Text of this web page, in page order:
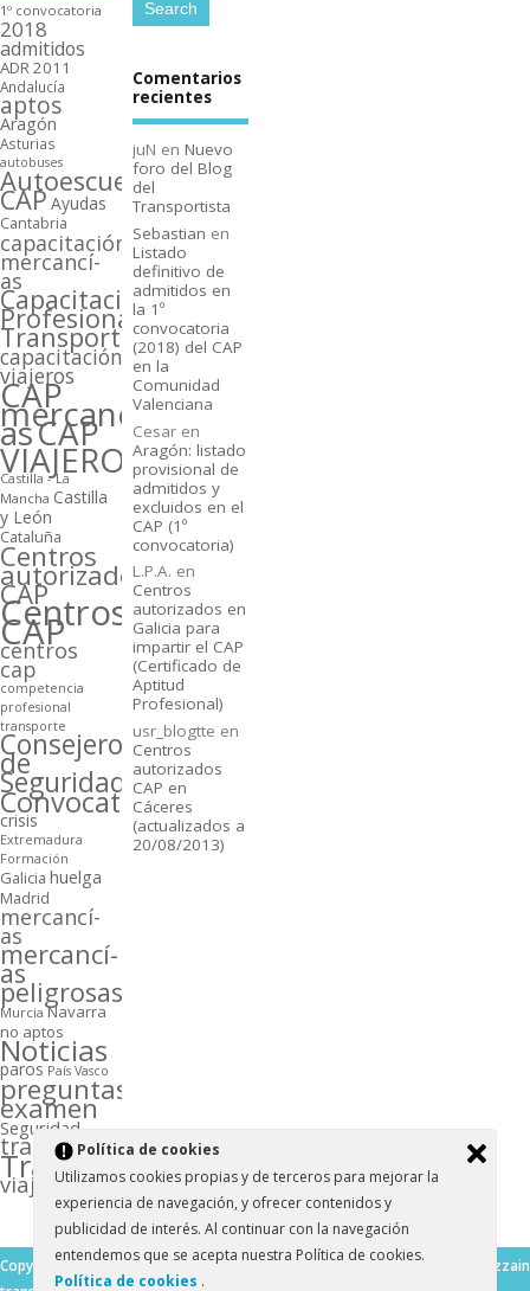
1º convocatoria
2018
admitidos
ADR 2011
Andalucí­a
aptos
Aragón
Asturias
autobuses
Autoescuelas
CAPAyudas
Cantabria
capacitación
mercancí­
as
Capacitación
Profesional
Transporte
capacitación
viajeros
CAP
mercancí­
asCAP
VIAJEROS
Castilla - La
Mancha Castilla
y León
Cataluña
Centros
autorizados
CAP
Centros
CAP
centros
cap
competencia
profesional
transporte
Consejeros
de
Seguridad
Convocatorias
crisis
Extremadura
Formación
Galicia huelga
Madrid
mercancí­
as
mercancí­
as
peligrosas
Murcia Navarra
no aptos
Noticias
paros Paí­s Vasco
preguntas
examen
Seguridad
transporte
Transportistas
viajeros
Comentarios
recientes
juN en Nuevo
foro del Blog
del
Transportista
Sebastian en
Listado
definitivo de
admitidos en
la 1º
convocatoria
(2018) del CAP
en la
Comunidad
Valenciana
Cesaren
Aragón: listado
provisional de
admitidos y
excluidos en el
CAP (1º
convocatoria)
L.P.A. en
Centros
autorizados en
Galicia para
impartir el CAP
(Certificado de
Aptitud
Profesional)
usr_blogtte en
Centros
autorizados
CAP en
Cáceres
(actualizados a
20/08/2013)
Copyright ©2026. Blog del
Mesocolumn Theme by Dezzain
Polí­tica de cookies
Utilizamos cookies propias y de terceros para mejorar la
experiencia de navegación, y ofrecer contenidos y
publicidad de interés. Al continuar con la navegación
entendemos que se acepta nuestra Polí­tica de cookies.
Polí­tica de cookies .